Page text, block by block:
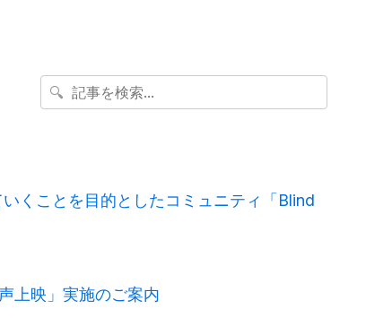
🔍
くことを目的としたコミュニティ「Blind
上映」実施のご案内